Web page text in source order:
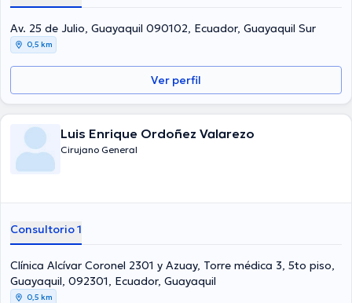
Av. 25 de Julio, Guayaquil 090102, Ecuador, Guayaquil Sur
0,5 km
Ver perfil
Luis Enrique Ordoñez Valarezo
Cirujano General
Consultorio 1
Clínica Alcívar Coronel 2301 y Azuay, Torre médica 3, 5to piso,
Guayaquil, 092301, Ecuador, Guayaquil
0,5 km